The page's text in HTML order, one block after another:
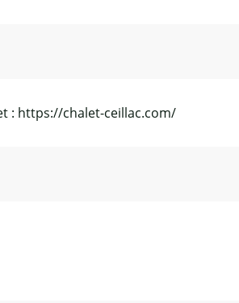
: https://chalet-ceillac.com/